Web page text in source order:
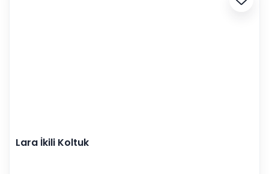
Lara İkili Koltuk